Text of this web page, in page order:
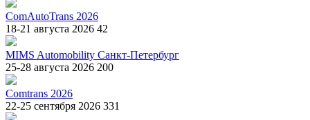
ComAutoTrans 2026
18-21 августа 2026 42
MIMS Automobility Санкт-Петербург
25-28 августа 2026 200
Comtrans 2026
22-25 сентября 2026 331